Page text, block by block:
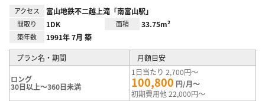
アクセス 富山地鉄不二越上滝「南富山駅」
間取り 1DK 面積 33.75m²
築年数 1991年 7月 築
プラン名・期間 月額目安
ロング
30日以上～360日未満
1日当たり 2,700円～
100,800 円/月～
初期費用他 22,000円～